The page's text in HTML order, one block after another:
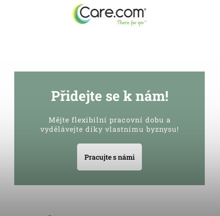
Přidejte se k nám!
Mějte flexibilní pracovní dobu a
vydělávejte díky vlastnímu byznysu!
Pracujte s námi